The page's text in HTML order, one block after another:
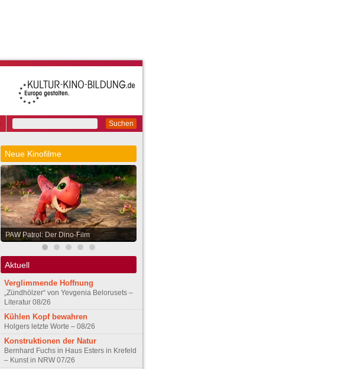
Suchen
Neue Kinofilme
PAW Patrol: Der Dino-Film
Aktuell
Verglimmende Hoffnung
„Zündhölzer“ von Yevgenia Belorusets –
Literatur 08/26
Kühlen Kopf bewahren
Holgers letzte Worte – 08/26
Konstruktionen der Natur
Bernhard Fuchs in Haus Esters in Krefeld
– Kunst in NRW 07/26